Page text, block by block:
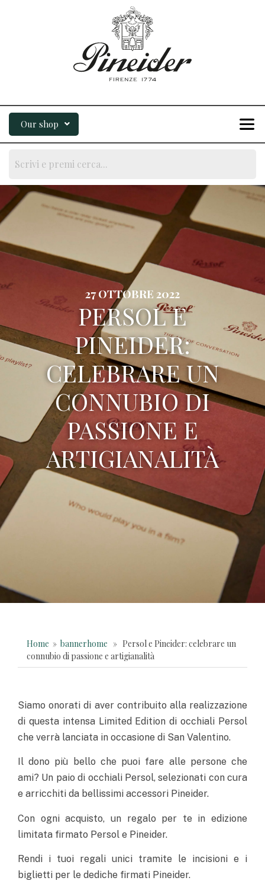
Our shop
27 OTTOBRE 2022
PERSOL E
PINEIDER:
CELEBRARE UN
CONNUBIO DI
PASSIONE E
ARTIGIANALITÀ
Home » bannerhome » Persol e Pineider: celebrare un
connubio di passione e artigianalità
Siamo onorati di aver contribuito alla realizzazione
di questa intensa Limited Edition di occhiali Persol
che verrà lanciata in occasione di San Valentino.
Il dono più bello che puoi fare alle persone che
ami? Un paio di occhiali Persol, selezionati con cura
e arricchiti da bellissimi accessori Pineider.
Con ogni acquisto, un regalo per te in edizione
limitata firmato Persol e Pineider.
Rendi i tuoi regali unici tramite le incisioni e i
biglietti per le dediche firmati Pineider.